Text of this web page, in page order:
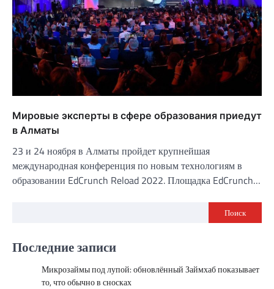
Мировые эксперты в сфере образования приедут
в Алматы
23 и 24 ноября в Алматы пройдет крупнейшая
международная конференция по новым технологиям в
образовании EdCrunch Reload 2022. Площадка EdCrunch…
Поиск
Последние записи
Микрозаймы под лупой: обновлённый Займхаб показывает
то, что обычно в сносках